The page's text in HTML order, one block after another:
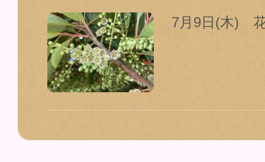
7月9日(木)